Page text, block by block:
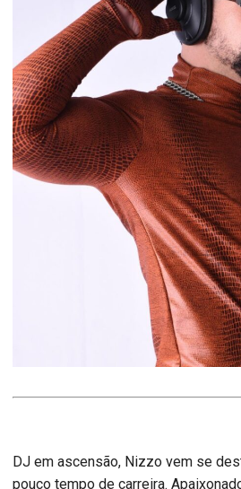
DJ em ascensão, Nizzo vem se
pouco tempo de carreira.